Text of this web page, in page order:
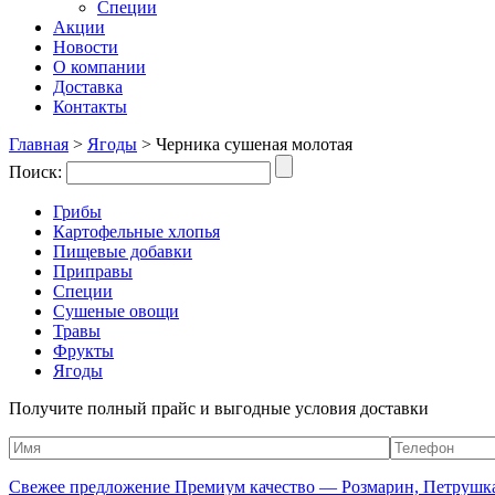
Специи
Акции
Новости
О компании
Доставка
Контакты
Главная > Ягоды > Черника сушеная молотая
Поиск:
Грибы
Картофельные хлопья
Пищевые добавки
Приправы
Специи
Сушеные овощи
Травы
Фрукты
Ягоды
Получите полный прайс и выгодные условия доставки
Свежее предложение Премиум качество — Розмарин,